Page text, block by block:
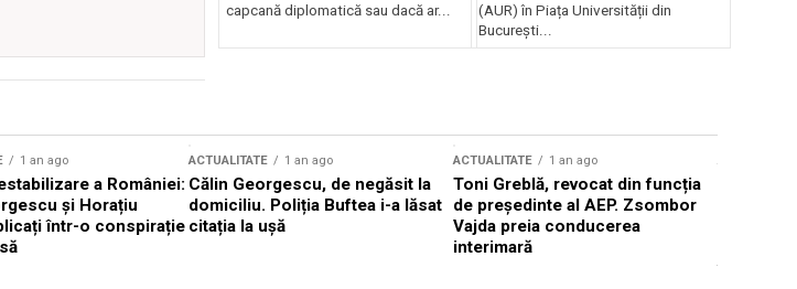
capcană diplomatică sau dacă ar...
(AUR) în Piața Universității din
București...
1 an ago
a României:
și Horațiu
într-o conspirație
ACTUALITATE 1 an ago
Călin Georgescu, de negăsit la
domiciliu. Poliția Buftea i-a lăsat
citația la ușă
ACTUALITATE 1 an ago
Toni Greblă, revocat din funcția
de președinte al AEP. Zsombor
Vajda preia conducerea
interimară